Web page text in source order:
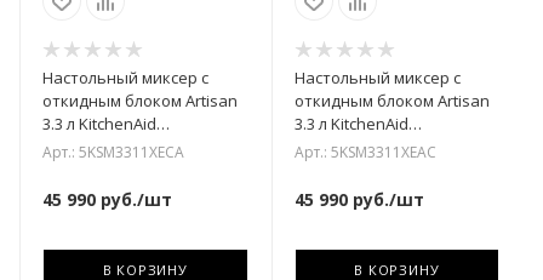
Настольный миксер с
откидным блоком Artisan
3.3 л KitchenAid
5KSM3311XECA
Арт.: 5KSM3311XECA
45 990 руб./шт
В КОРЗИНУ
Настольный миксер с
откидным блоком Artisan
3.3 л KitchenAid
5KSM3311XEAC
Арт.: 5KSM3311XEAC
45 990руб./шт
В КОРЗИНУ